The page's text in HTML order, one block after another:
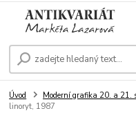
Úvod Moderní grafika 20. a 21.
linoryt, 1987